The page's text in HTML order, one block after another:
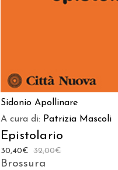
Sidonio Apollinare
A cura di: Patrizia Mascoli
Epistolario
32,00€
30,40€
Brossura